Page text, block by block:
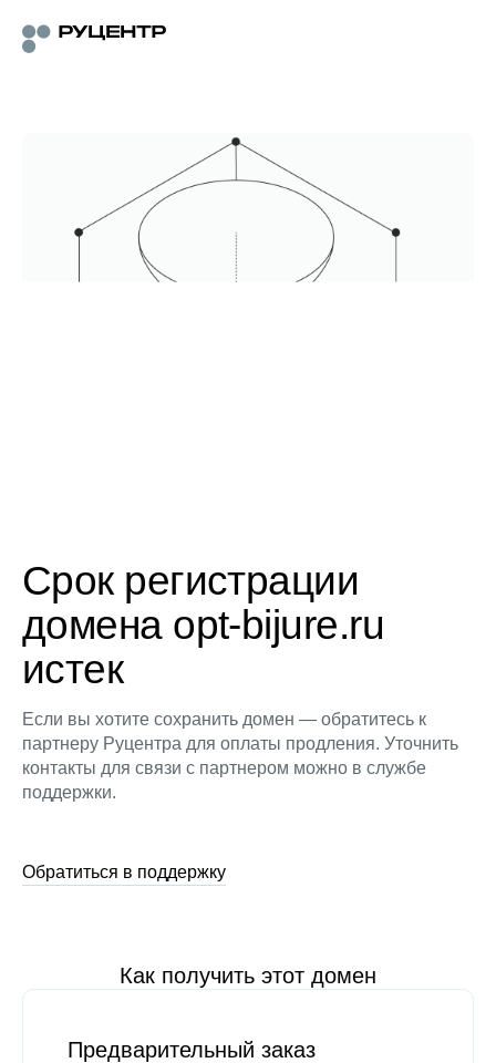
Срок регистрации
домена opt-bijure.ru
истек
Если вы хотите сохранить домен — обратитесь к
партнеру Руцентра для оплаты продления. Уточнить
контакты для связи с партнером можно в службе
поддержки.
Обратиться в поддержку
Как получить этот домен
Предварительный заказ